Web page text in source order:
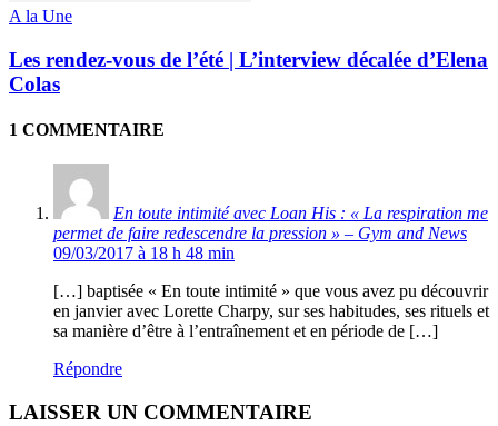
A la Une
Les rendez-vous de l’été | L’interview décalée d’Elena
Colas
1 COMMENTAIRE
En toute intimité avec Loan His : « La respiration me
permet de faire redescendre la pression » – Gym and News
09/03/2017 à 18 h 48 min
[…] baptisée « En toute intimité » que vous avez pu découvrir
en janvier avec Lorette Charpy, sur ses habitudes, ses rituels et
sa manière d’être à l’entraînement et en période de […]
Répondre
LAISSER UN COMMENTAIRE